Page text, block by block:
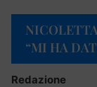
“MI HA
Redazione